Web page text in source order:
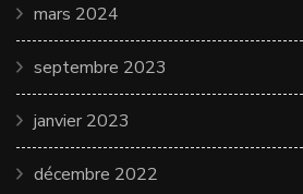
mars 2024
septembre 2023
janvier 2023
décembre 2022